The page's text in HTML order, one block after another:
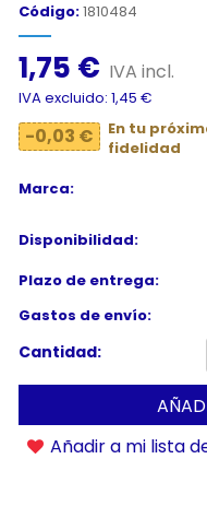
Código:1810484
1,75 € IVA incl.
IVA excluido: 1,45 €
-0,03 €
En tu
fidelidad
Marca:
Disponibilidad:
Plazo de entrega:
Gastos de envío:
Cantidad:
Añadir a mi lista